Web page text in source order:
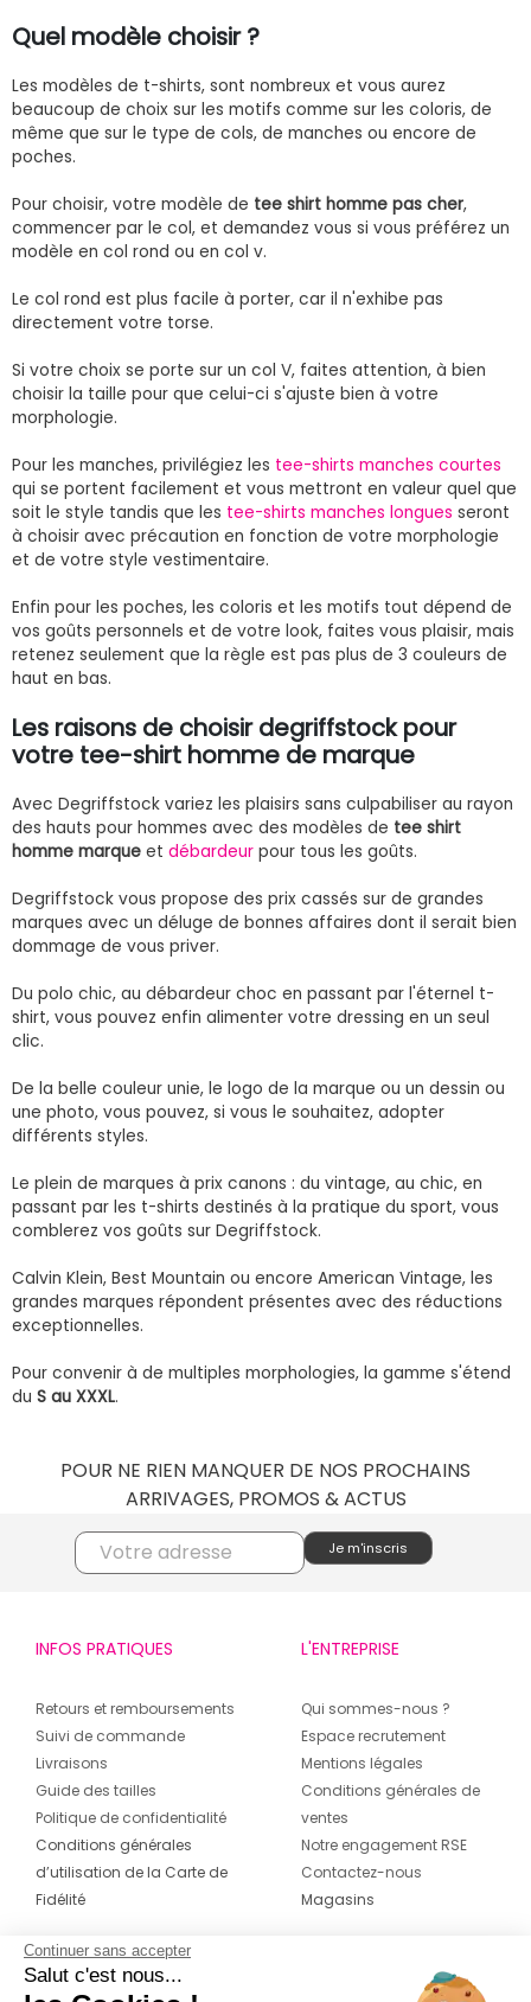
Quel modèle choisir ?
Les modèles de t-shirts, sont nombreux et vous aurez
beaucoup de choix sur les motifs comme sur les coloris, de
même que sur le type de cols, de manches ou encore de
poches.
Pour choisir, votre modèle de tee shirt homme pas cher,
commencer par le col, et demandez vous si vous préférez un
modèle en col rond ou en col v.
Le col rond est plus facile à porter, car il n'exhibe pas
directement votre torse.
Si votre choix se porte sur un col V, faites attention, à bien
choisir la taille pour que celui-ci s'ajuste bien à votre
morphologie.
Pour les manches, privilégiez les tee-shirts manches courtes
qui se portent facilement et vous mettront en valeur quel que
soit le style tandis que les tee-shirts manches longues seront
à choisir avec précaution en fonction de votre morphologie
et de votre style vestimentaire.
Enfin pour les poches, les coloris et les motifs tout dépend de
vos goûts personnels et de votre look, faites vous plaisir, mais
retenez seulement que la règle est pas plus de 3 couleurs de
haut en bas.
Les raisons de choisir degriffstock pour
votre tee-shirt homme de marque
Avec Degriffstock variez les plaisirs sans culpabiliser au rayon
des hauts pour hommes avec des modèles de tee shirt
homme marque et débardeur pour tous les goûts.
Degriffstock vous propose des prix cassés sur de grandes
marques avec un déluge de bonnes affaires dont il serait bien
dommage de vous priver.
Du polo chic, au débardeur choc en passant par l'éternel t-
shirt, vous pouvez enfin alimenter votre dressing en un seul
clic.
De la belle couleur unie, le logo de la marque ou un dessin ou
une photo, vous pouvez, si vous le souhaitez, adopter
différents styles.
Le plein de marques à prix canons : du vintage, au chic, en
passant par les t-shirts destinés à la pratique du sport, vous
comblerez vos goûts sur Degriffstock.
Calvin Klein, Best Mountain ou encore American Vintage, les
grandes marques répondent présentes avec des réductions
exceptionnelles.
Pour convenir à de multiples morphologies, la gamme s'étend
du S au XXXL.
POUR NE RIEN MANQUER DE NOS PROCHAINS
ARRIVAGES, PROMOS & ACTUS
INFOS PRATIQUES
Retours et remboursements
Suivi de commande
Livraisons
Guide des tailles
Politique de confidentialité
Conditions générales
d’utilisation de la Carte de
Fidélité
L'ENTREPRISE
Qui sommes-nous ?
Espace recrutement
Mentions légales
Conditions générales de
ventes
Notre engagement RSE
Contactez-nous
Magasins
CONTACT
Continuer sans accepter
Salut c'est nous...